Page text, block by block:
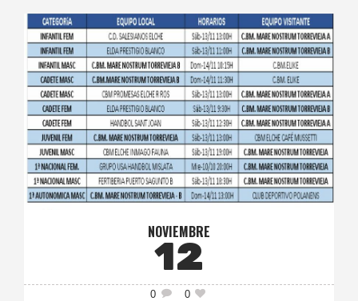
NOVIEMBRE
12
0 0